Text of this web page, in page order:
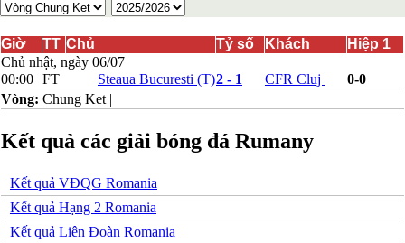
Bắc Macedonia
Bỉ
Croatia
Estonia
Georgia
Hungary
Hy Lạp
Kazakhstan
Giờ TT Chủ Tỷ số Khách
Hiệp 1
Chủ nhật, ngày 06/07
00:00 FT Steaua Bucuresti (T)2 - 1 CFR Cluj
0-0
Vòng: Chung Ket |
Kết quả các giải bóng đá Rumany
Kết quả VĐQG Romania
Kết quả Hạng 2 Romania
Kết quả Liên Đoàn Romania